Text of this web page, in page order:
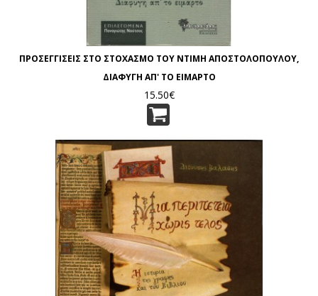
ΠΡΟΣΕΓΓΙΣΕΙΣ ΣΤΟ ΣΤΟΧΑΣΜΟ ΤΟΥ ΝΤΙΜΗ ΑΠΟΣΤΟΛΟΠΟΥΛΟΥ,
ΔΙΑΦΥΓΗ ΑΠ' ΤΟ ΕΙΜΑΡΤΟ
15.50€